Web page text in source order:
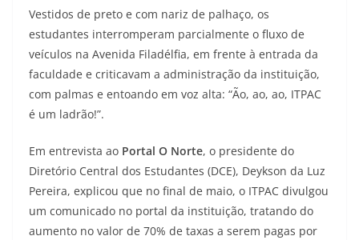
Vestidos de preto e com nariz de palhaço, os
estudantes interromperam parcialmente o fluxo de
veículos na Avenida Filadélfia, em frente à entrada da
faculdade e criticavam a administração da instituição,
com palmas e entoando em voz alta: “Ão, ao, ao, ITPAC
é um ladrão!”.
Em entrevista ao Portal O Norte, o presidente do
Diretório Central dos Estudantes (DCE), Deykson da Luz
Pereira, explicou que no final de maio, o ITPAC divulgou
um comunicado no portal da instituição, tratando do
aumento no valor de 70% de taxas a serem pagas por